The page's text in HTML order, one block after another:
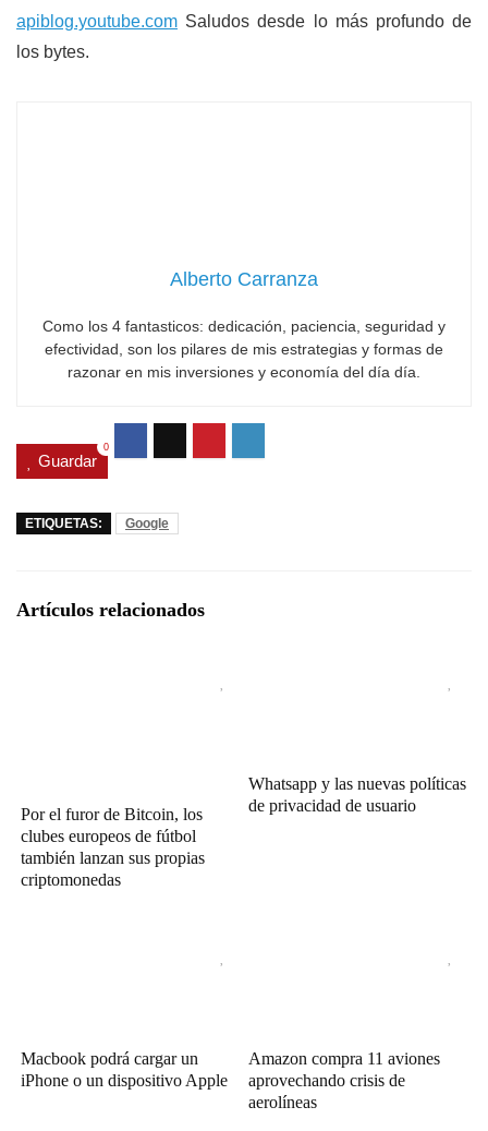
apiblog.youtube.com Saludos desde lo más profundo de
los bytes.
Alberto Carranza
Como los 4 fantasticos: dedicación, paciencia, seguridad y
efectividad, son los pilares de mis estrategias y formas de
razonar en mis inversiones y economía del día día.
Guardar
0
ETIQUETAS: Google
Artículos relacionados
Por el furor de Bitcoin, los
clubes europeos de fútbol
también lanzan sus propias
criptomonedas
Whatsapp y las nuevas políticas
de privacidad de usuario
Macbook podrá cargar un
iPhone o un dispositivo Apple
Amazon compra 11 aviones
aprovechando crisis de
aerolíneas